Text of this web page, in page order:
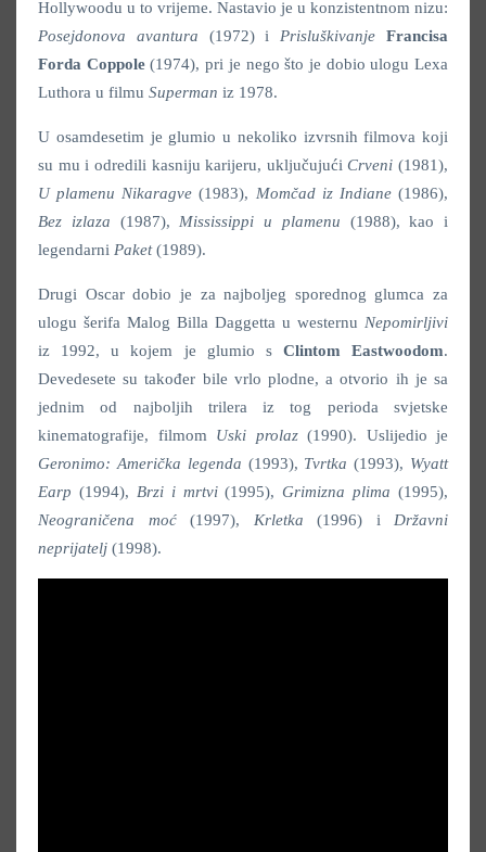
Hollywoodu u to vrijeme. Nastavio je u konzistentnom nizu:
Posejdonova avantura (1972) i Prisluškivanje
Francisa
Forda Coppole(1974), pri je nego što je dobio ulogu Lexa
Luthora u filmu Superman iz 1978.
U osamdesetim je glumio u nekoliko izvrsnih filmova koji
su mu i odredili kasniju karijeru, uključujućiCrveni (1981),
U plamenu Nikaragve (1983), Momčad iz Indiane(1986),
Bez izlaza (1987), Mississippi u plamenu (1988), kao i
legendarni Paket(1989).
Drugi Oscar dobio je za najboljeg sporednog glumca za
ulogu šerifa Malog Billa Daggetta u westernu Nepomirljivi
iz 1992, u kojem je glumio s Clintom Eastwoodom.
Devedesete su također bile vrlo plodne, a otvorio ih je sa
jednim od najboljih trilera iz tog perioda svjetske
kinematografije, filmom Uski prolaz(1990). Uslijedio je
Geronimo: Američka legenda (1993), Tvrtka (1993), Wyatt
Earp (1994), Brzi i mrtvi(1995),Grimizna plima (1995),
Neograničena moć(1997), Krletka (1996) i Državni
neprijatelj (1998).